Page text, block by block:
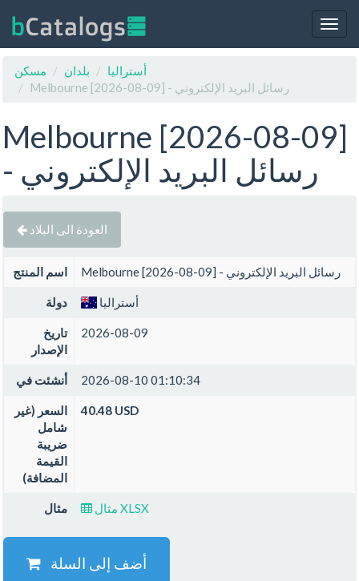
مسكن
بلدان
أستراليا
Melbourne [2026-08-09] - رسائل البريد الإلكتروني
Melbourne [2026-08-09]
- رسائل البريد الإلكتروني
العودة الى البلاد
اسم المنتج Melbourne [2026-08-09] - رسائل البريد الإلكتروني
دولة أستراليا
تاريخ
الإصدار
2026-08-09
أنشئت في 2026-08-10 01:10:34
السعر (غير
شامل
ضريبة
القيمة
المضافة)
40.48 USD
مثال مثال XLSX
أضف إلى السلة